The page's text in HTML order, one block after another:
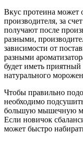
Вкус протеина может
производителя, за
получают после
разными,
зависимости от
разными
будет иметь
натурального
Чтобы правильно
необходимо
большую мышечную
Если новичок
может быстро